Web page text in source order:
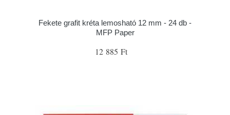
Fekete grafit kréta lemosható 12 mm - 24 db -
MFP Paper
12 885 Ft